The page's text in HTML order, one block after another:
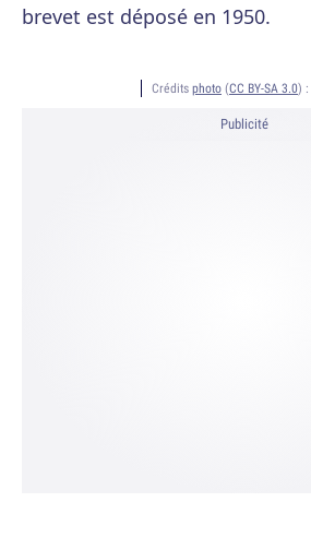
brevet est déposé en 1950.
Crédits photo (CC BY-SA 3.0) :
Publicité